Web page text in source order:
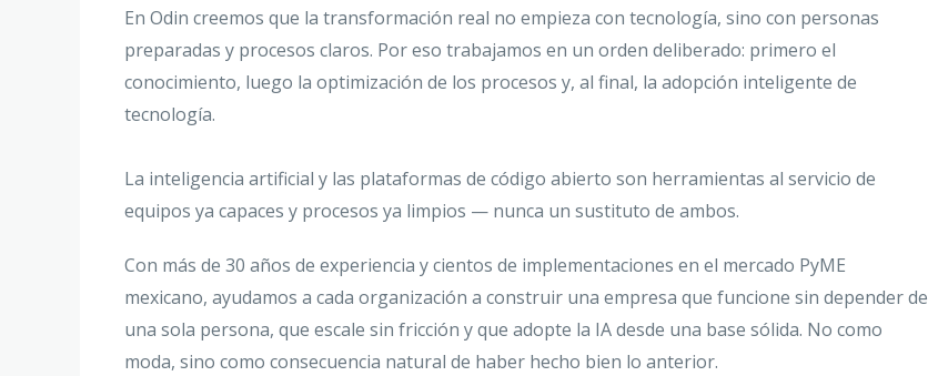
En Odin creemos que la transformación real no empieza con tecnología, sino con personas
preparadas y procesos claros. Por eso trabajamos en un orden deliberado: primero el
conocimiento, luego la optimización de los procesos y, al final, la adopción inteligente de
tecnología.
La inteligencia artificial y las plataformas de código abierto son herramientas al servicio de
equipos ya capaces y procesos ya limpios — nunca un sustituto de ambos.
Con más de 30 años de experiencia y cientos de implementaciones en el mercado PyME
mexicano, ayudamos a cada organización a construir una empresa que funcione sin depender de
una sola persona, que escale sin fricción y que adopte la IA desde una base sólida. No como
moda, sino como consecuencia natural de haber hecho bien lo anterior.